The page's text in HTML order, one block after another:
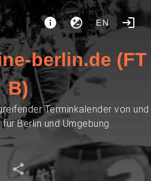
EN
berlin.de (FT
B)
Terminkalender von und
Berlin und Umgebung.